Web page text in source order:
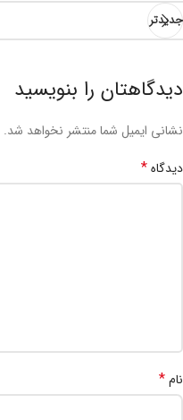
جدیدتر
دیدگاهتان را بنویسید
نشانی ایمیل شما منتشر نخواهد شد.
دیدگاه*
نام*